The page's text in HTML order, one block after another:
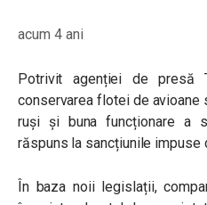
acum 4 ani
Potrivit agenției de presă
conservarea flotei de
ruși și buna funcționare a
răspuns la sancțiunile impuse
În baza noii legislații,